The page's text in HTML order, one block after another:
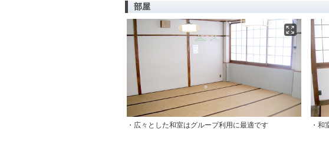
部屋
・広々とした和室はグループ利用に最適です ・和